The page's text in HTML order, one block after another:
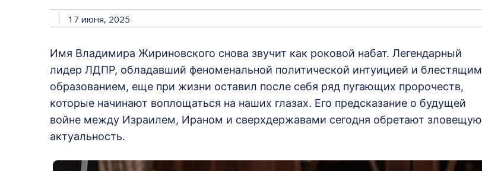
17 июня, 2025
Имя Владимира Жириновского снова звучит как роковой набат. Легендарный
лидер ЛДПР, обладавший феноменальной политической интуицией и блестящим
образованием, еще при жизни оставил после себя ряд пугающих пророчеств,
которые начинают воплощаться на наших глазах. Его предсказание о будущей
войне между Израилем, Ираном и сверхдержавами сегодня обретают зловещую
актуальность.